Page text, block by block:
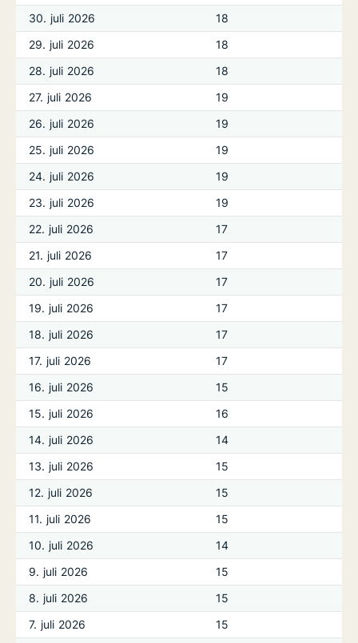
30. juli 2026
18
29. juli 2026
18
28. juli 2026
18
27. juli 2026
19
26. juli 2026
19
25. juli 2026
19
24. juli 2026
19
23. juli 2026
19
22. juli 2026
17
21. juli 2026
17
20. juli 2026
17
19. juli 2026
17
18. juli 2026
17
17. juli 2026
17
16. juli 2026
15
15. juli 2026
16
14. juli 2026
14
13. juli 2026
15
12. juli 2026
15
11. juli 2026
15
10. juli 2026
14
9. juli 2026
15
8. juli 2026
15
7. juli 2026
15